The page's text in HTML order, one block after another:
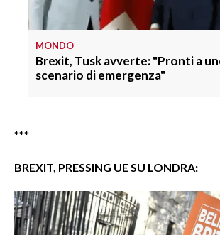
MONDO
Brexit, Tusk avverte: "Pronti a
scenario di emergenza"
***
BREXIT, PRESSING UE SU LONDRA: